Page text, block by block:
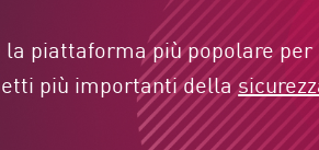
la piattaforma più popolare per
più importanti della